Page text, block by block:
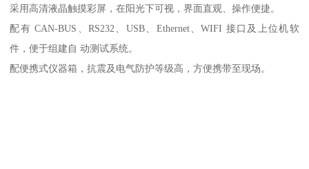
采用高清液晶触摸彩屏，在阳光下可视，界面直观、操作便捷。
配有 CAN-BUS、RS232、USB、Ethernet、WIFI 接口及上位机软
件，便于组建自 动测试系统。
配便携式仪器箱，抗震及电气防护等级高，方便携带至现场。